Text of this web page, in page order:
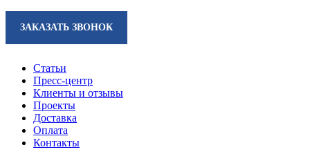
ЗАКАЗАТЬ ЗВОНОК
Статьи
Пресс-центр
Клиенты и отзывы
Проекты
Доставка
Оплата
Контакты